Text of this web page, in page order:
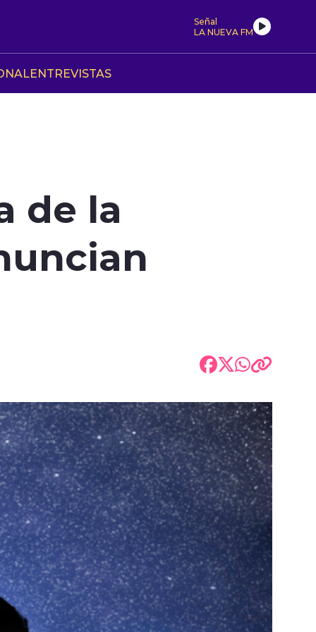
Señal
LA NUEVA FM
ENTREVISTAS
de la